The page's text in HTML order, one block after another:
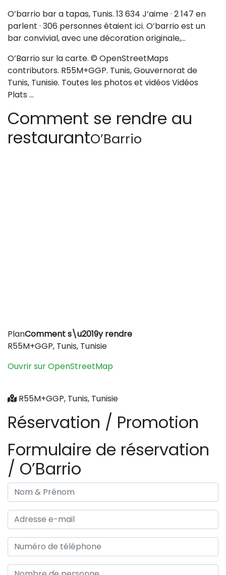
O’barrio bar a tapas, Tunis. 13 634 J’aime · 2 147 en
parlent · 306 personnes étaient ici. O’barrio est un
bar convivial, avec une décoration originale,…
O’Barrio sur la carte. © OpenStreetMaps
contributors. R55M+GGP. Tunis, Gouvernorat de
Tunis, Tunisie. Toutes les photos et vidéos Vidéos
Plats …
Comment se rendre au
restaurantO’Barrio
+
PlanComment s\u2019y rendre
R55M+GGP, Tunis, Tunisie
Ouvrir sur OpenStreetMap
R55M+GGP, Tunis, Tunisie
Réservation / Promotion
Formulaire de réservation
/ O’Barrio